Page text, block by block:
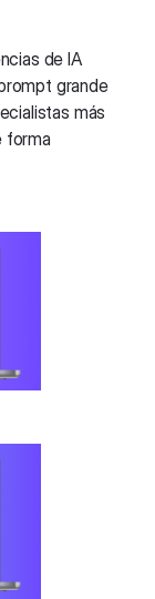
de IA
grande
más
forma